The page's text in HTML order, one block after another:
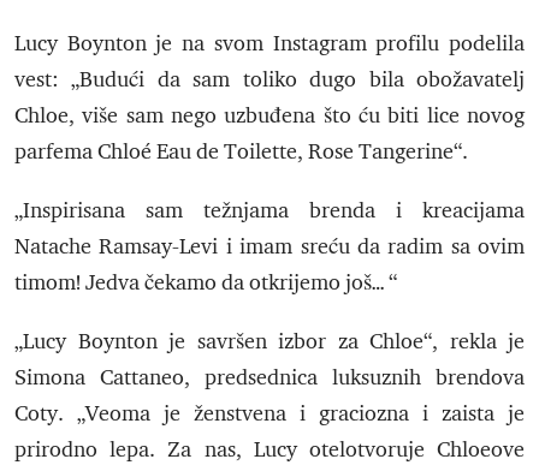
Lucy Boynton je na svom Instagram profilu podelila
vest: „Budući da sam toliko dugo bila obožavatelj
Chloe, više sam nego uzbuđena što ću biti lice novog
parfema Chloé Eau de Toilette, Rose Tangerine“.
„Inspirisana sam težnjama brenda i kreacijama
Natache Ramsay-Levi i imam sreću da radim sa ovim
timom! Jedva čekamo da otkrijemo još… “
„Lucy Boynton je savršen izbor za Chloe“, rekla je
Simona Cattaneo, predsednica luksuznih brendova
Coty. „Veoma je ženstvena i graciozna i zaista je
prirodno lepa. Za nas, Lucy otelotvoruje Chloeove